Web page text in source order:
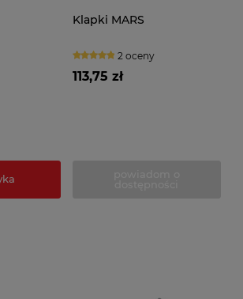
Klapki MARS
2 oceny
113,75 zł